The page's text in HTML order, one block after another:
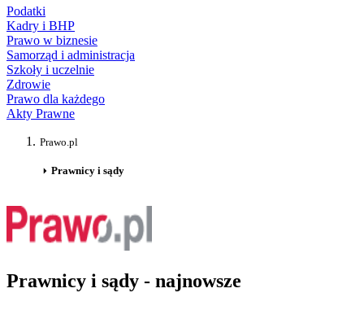
Podatki
Kadry i BHP
Prawo w biznesie
Samorząd i administracja
Szkoły i uczelnie
Zdrowie
Prawo dla każdego
Akty Prawne
Prawo.pl
Prawnicy i sądy
Prawnicy i sądy - najnowsze